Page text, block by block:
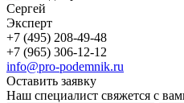
Сергей
Эксперт
+7 (495) 208-49-48
+7 (965) 306-12-12
info@pro-podemnik.ru
Оставить заявку
Наш специалист свяжется с